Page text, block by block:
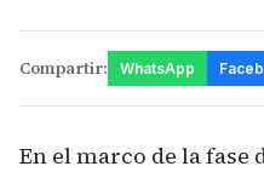
Compartir: WhatsApp
En el marco de la